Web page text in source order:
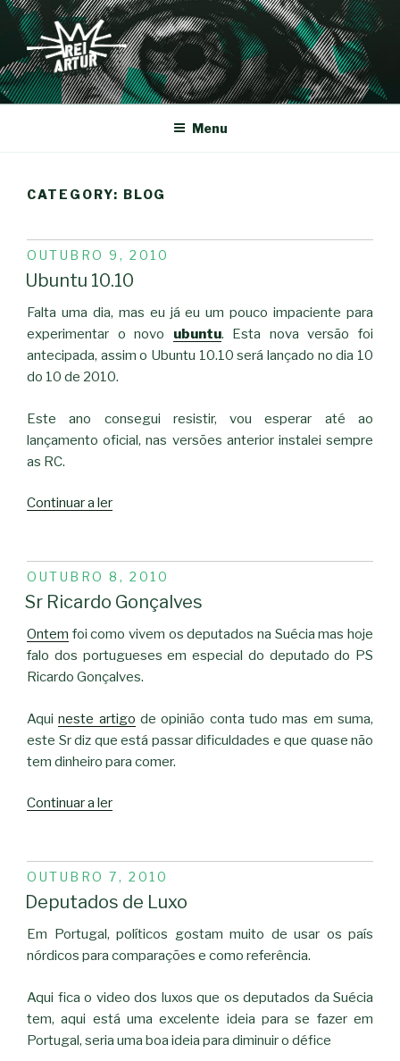
Saltar
para
conteúdo
REI-ARTUR
Menu
CATEGORY: BLOG
PUBLICADO
EM
OUTUBRO 9, 2010
Ubuntu 10.10
Falta uma dia, mas eu já eu um pouco impaciente para
experimentar o novo ubuntu. Esta nova versão foi
antecipada, assim o Ubuntu 10.10 será lançado no dia 10
do 10 de 2010.
Este ano consegui resistir, vou esperar até ao
lançamento oficial, nas versões anterior instalei sempre
as RC.
Continuar a ler“Ubuntu
PUBLICADO
EM
OUTUBRO 8, 2010
Sr Ricardo Gonçalves
Ontem foi como vivem os deputados na Suécia mas hoje
falo dos portugueses em especial do deputado do PS
Ricardo Gonçalves.
Aquineste artigo de opinião conta tudo mas em suma,
este Sr diz que está passar dificuldades e que quase não
tem dinheiro para comer.
Continuar a ler“Sr
PUBLICADO
EM
OUTUBRO 7, 2010
Deputados de Luxo
Em Portugal, políticos gostam muito de usar os país
nórdicos para comparações e como referência.
Aqui fica o video dos luxos que os deputados da Suécia
tem, aqui está uma excelente ideia para se fazer em
Portugal, seria uma boa ideia para diminuir o défice